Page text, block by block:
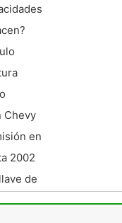
Chevy
en
2002
de